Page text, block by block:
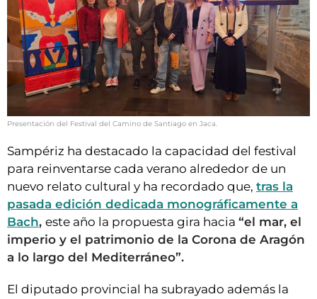
Presentación del Festival del Camino de Santiago en Jaca.
Sampériz ha destacado la capacidad del festival
para reinventarse cada verano alrededor de un
nuevo relato cultural y ha recordado que, tras la
pasada edición dedicada monográficamente a
Bach, este año la propuesta gira hacia “el mar, el
imperio y el patrimonio de la Corona de Aragón
a lo largo del Mediterráneo”.
El diputado provincial ha subrayado además la